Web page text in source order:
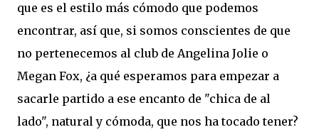
que es el estilo más cómodo que podemos
encontrar, así que, si somos conscientes de que
no pertenecemos al club de Angelina Jolie o
Megan Fox, ¿a qué esperamos para empezar a
sacarle partido a ese encanto de "chica de al
lado", natural y cómoda, que nos ha tocado tener?